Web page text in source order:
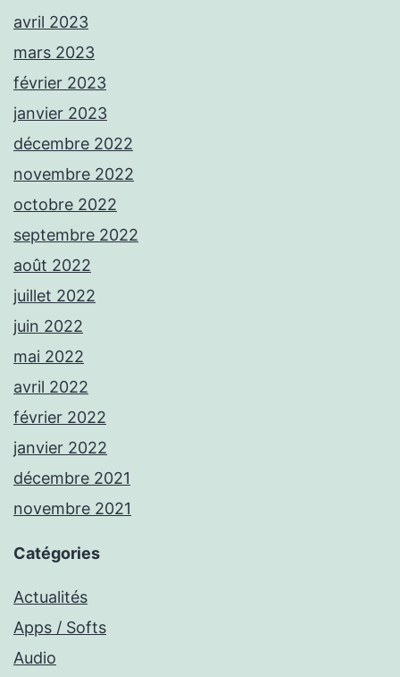
avril 2023
mars 2023
février 2023
janvier 2023
décembre 2022
novembre 2022
octobre 2022
septembre 2022
août 2022
juillet 2022
juin 2022
mai 2022
avril 2022
février 2022
janvier 2022
décembre 2021
novembre 2021
Catégories
Actualités
Apps / Softs
Audio